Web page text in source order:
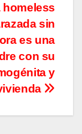
homeless
sin
es una
con su
y